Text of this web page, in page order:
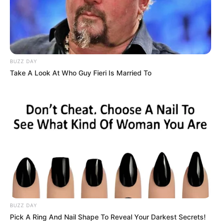
Así como negaron la venta de la ficha del equipo
profesional, que según el máximo accionista del club
José Augusto Cadena, supera los 8 millones de dólares,
cifra considerada desproporcionada por parte de un
número importante de la afición y las autoridades.
BUZZ DAY
Take A Look At Who Guy Fieri Is Married To
BUZZ DAY
Pick A Ring And Nail Shape To Reveal Your Darkest Secrets!